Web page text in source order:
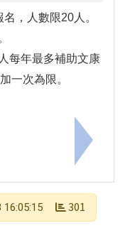
工文康活動實施計畫
，人數限20人。
每年最多補助文康
一次為限。
下一筆：
301